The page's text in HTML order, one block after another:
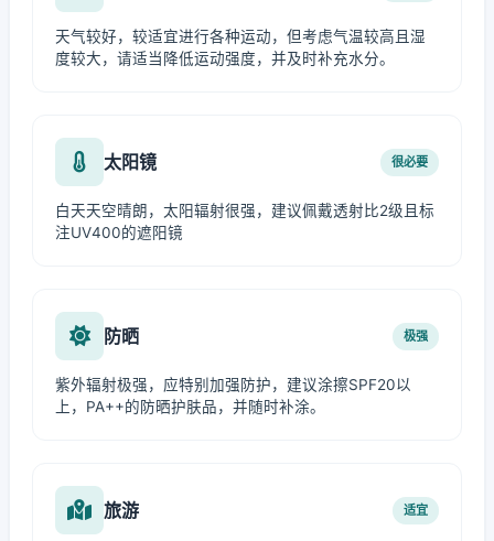
天气较好，较适宜进行各种运动，但考虑气温较高且湿
度较大，请适当降低运动强度，并及时补充水分。
太阳镜 很必要
白天天空晴朗，太阳辐射很强，建议佩戴透射比2级且标
注UV400的遮阳镜
防晒 极强
紫外辐射极强，应特别加强防护，建议涂擦SPF20以
上，PA++的防晒护肤品，并随时补涂。
旅游 适宜